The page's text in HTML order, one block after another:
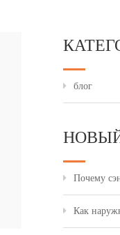
блог
Почему сэндвич-
Как наружные